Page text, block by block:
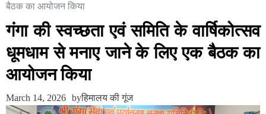
बैठक का आयोजन किया
गंगा की स्वच्छता एवं समिति के वार्षिकोत्सव
धूमधाम से मनाए जाने के लिए एक बैठक का
आयोजन किया
March 14, 2026 byहिमालय की गूंज